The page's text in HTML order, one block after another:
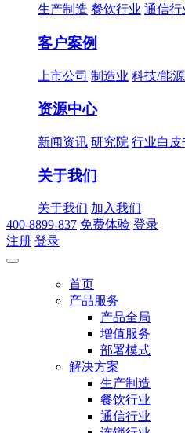
生产制造 餐饮行业 通信行
客户案例
上市公司 制造业 科技/能源
资源中心
新闻资讯 研究院 行业白皮
关于我们
关于我们 加入我们
400-8899-837 免费体验 登录
注册 登录
首页
产品服务
产品全局
增值服务
部署模式
解决方案
生产制造
餐饮行业
通信行业